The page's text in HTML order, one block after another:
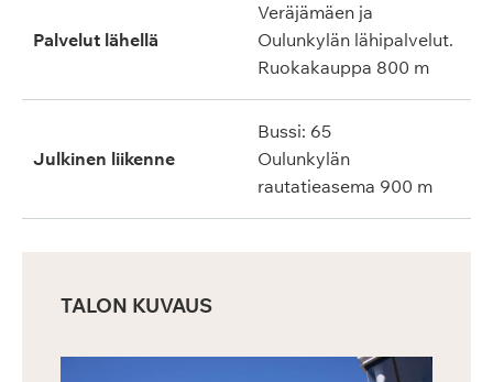
Palvelut lähellä
Veräjämäen ja
Oulunkylän lähipalvelut.
Ruokakauppa 800 m
Julkinen liikenne
Bussi: 65
Oulunkylän
rautatieasema 900 m
TALON KUVAUS